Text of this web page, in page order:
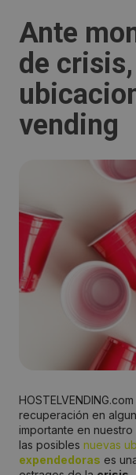
Ante
de
vending
recuperación en
importante en nuestro
las posibles nuevas
expendedoras es